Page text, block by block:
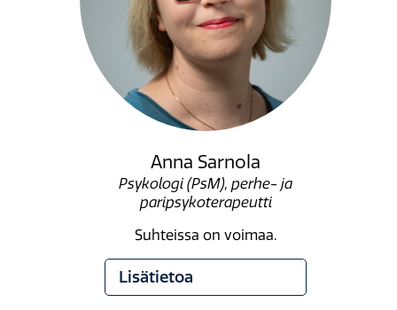
Anna Sarnola
Psykologi (PsM), perhe- ja
paripsykoterapeutti
Suhteissa on voimaa.
Lisätietoa